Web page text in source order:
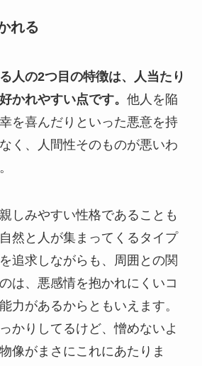
れる
人の2つ目の特徴は、人当たり
かれやすい点です。 他人を陥
を喜んだりといった悪意を持
く、人間性そのものが悪いわ
しみやすい性格であることも
然と人が集まってくるタイプ
追求しながらも、周囲との関
は、悪感情を抱かれにくいコ
力があるからともいえます。
かりしてるけど、憎めないよ
像がまさにこれにあたりま